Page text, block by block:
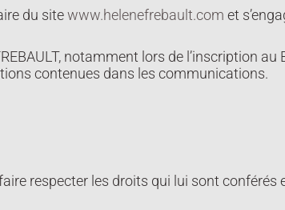
du sitewww.helenefrebault.com et
notamment lors de l’inscription au
contenues dans les communications.
respecter les droits qui lui sont conférés